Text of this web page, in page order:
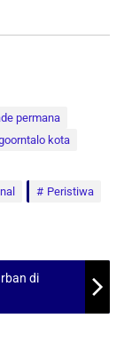
permana
kota
Peristiwa
di